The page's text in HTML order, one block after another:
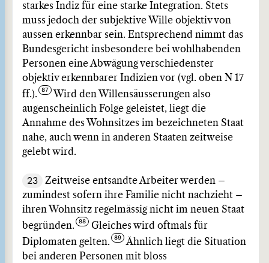
starkes Indiz für eine starke Integration. Stets
muss jedoch der subjektive Wille objektiv von
aussen erkennbar sein. Entsprechend nimmt das
Bundesgericht insbesondere bei wohlhabenden
Personen eine Abwägung verschiedenster
objektiv erkennbarer Indizien vor (vgl. oben N 17
ff.).
Wird den Willensäusserungen also
augenscheinlich Folge geleistet, liegt die
Annahme des Wohnsitzes im bezeichneten Staat
nahe, auch wenn in anderen Staaten zeitweise
gelebt wird.
23
Zeitweise entsandte Arbeiter werden –
zumindest sofern ihre Familie nicht nachzieht –
ihren Wohnsitz regelmässig nicht im neuen Staat
begründen.
Gleiches wird oftmals für
Diplomaten gelten.
Ähnlich liegt die Situation
bei anderen Personen mit bloss